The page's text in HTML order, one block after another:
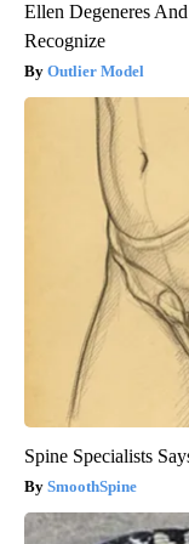
Ellen Degeneres
Recognize
Outlier Model
Spine Specialists
SmoothSpine